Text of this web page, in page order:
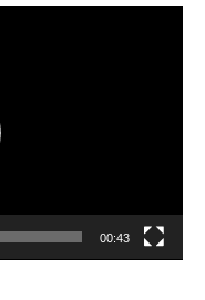
00:43